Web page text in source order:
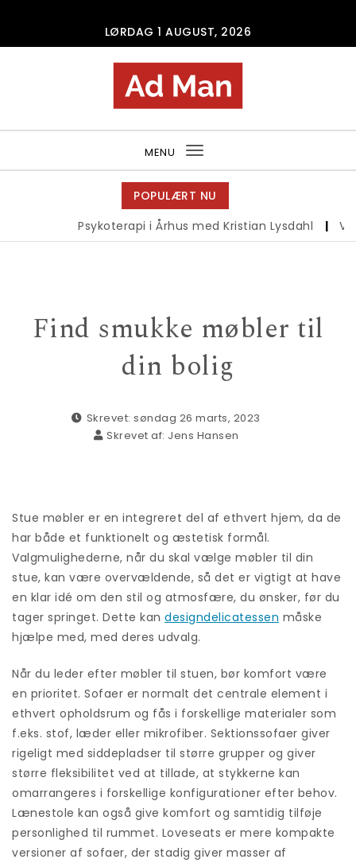
LØRDAG 1 AUGUST, 2026
MENU
Toggle
navigation
POPULÆRT NU
Psykoterapi i Århus med Kristian Lysdahl
Find smukke møbler til
din bolig
Skrevet: søndag 26 marts, 2023
Skrevet af: Jens Hansen
Stue møbler er en integreret del af ethvert hjem, da de
har både et funktionelt og æstetisk formål.
Valgmulighederne, når du skal vælge møbler til din
stue, kan være overvældende, så det er vigtigt at have
en klar idé om den stil og atmosfære, du ønsker, før du
tager springet. Dette kan designdelicatessen måske
hjælpe med, med deres udvalg.
Når du leder efter møbler til stuen, bør komfort være
en prioritet. Sofaer er normalt det centrale element i
ethvert opholdsrum og fås i forskellige materialer som
f.eks. stof, læder eller mikrofiber. Sektionssofaer giver
rigeligt med siddepladser til større grupper og giver
større fleksibilitet ved at tillade, at stykkerne kan
omarrangeres i forskellige konfigurationer efter behov.
Lænestole kan også give komfort og samtidig tilføje
personlighed til rummet. Loveseats er mere kompakte
versioner af sofaer, der stadig giver masser af